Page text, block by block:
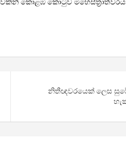
කොළඹ කොටුව
නිතීඥවරයෙක් ලෙස